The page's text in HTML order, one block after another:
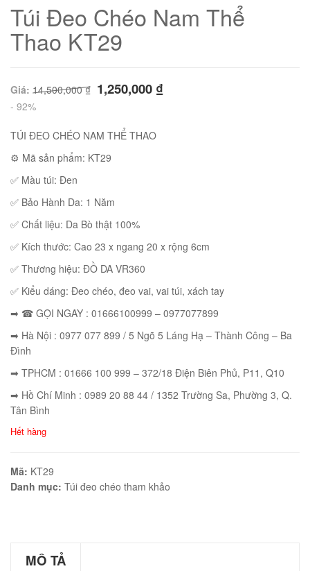
Túi Đeo Chéo Nam Thể
Thao KT29
Giá: 14,500,000₫ 1,250,000 ₫
- 92%
TÚI ĐEO CHÉO NAM THỂ THAO
⚙ Mã sản phẩm: KT29
✅ Màu túi: Đen
✅ Bảo Hành Da: 1 Năm
✅ Chất liệu: Da Bò thật 100%
✅ Kích thước: Cao 23 x ngang 20 x rộng 6cm
✅ Thương hiệu: ĐỒ DA VR360
✅ Kiểu dáng: Đeo chéo, đeo vai, vai túi, xách tay
➡ ☎ GỌI NGAY : 01666100999 – 0977077899
➡ Hà Nội : 0977 077 899 / 5 Ngõ 5 Láng Hạ – Thành Công – Ba
Đình
➡ TPHCM : 01666 100 999 – 372/18 Điện Biên Phủ, P11, Q10
➡ Hồ Chí Minh : 0989 20 88 44 / 1352 Trường Sa, Phường 3, Q.
Tân Bình
Hết hàng
Mã: KT29
Danh mục: Túi đeo chéo tham khảo
MÔ TẢ
GIỎ